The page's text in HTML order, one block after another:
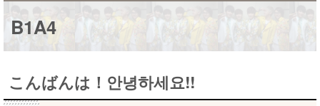
B1A4
こんばんは！안녕하세요!!